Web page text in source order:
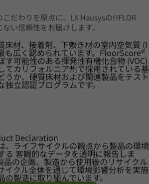
だわりを原点に、LX HausysのHFLOR
い信頼性をお届けします。
材、接着剤、下敷き材の室内空気質 (I
も広く認められています。FloorScore®
す可能性のある揮発性有機化合物 (VOC)
てカリフォルニア州で採用されている基
うか、硬質床材および関連製品をテスト
独立認証プログラムです。
Declaration
、ライフサイクルの観点から製品の環境
る 客観的なデータを透明に報告しま
品の企画、製造から使用後のリサイクル
イクル全体を通じて環境影響分析を実施
の製造に取り組んでいます。